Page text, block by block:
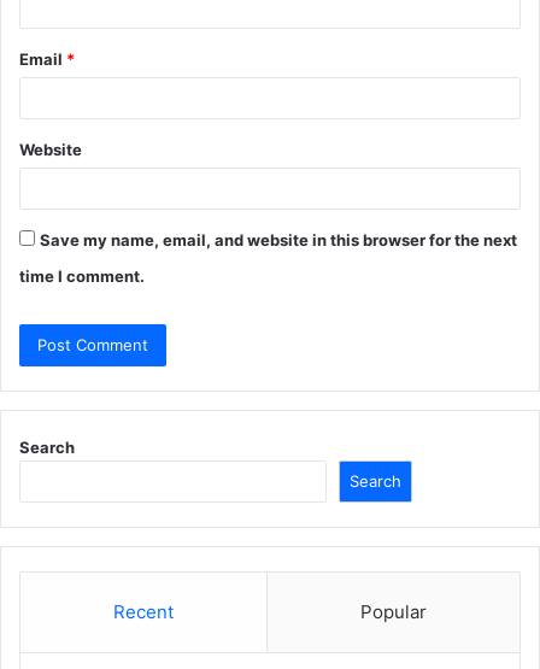
Email *
Website
Save my name, email, and website in this browser for the next
time I comment.
Search
Search
Recent Popular